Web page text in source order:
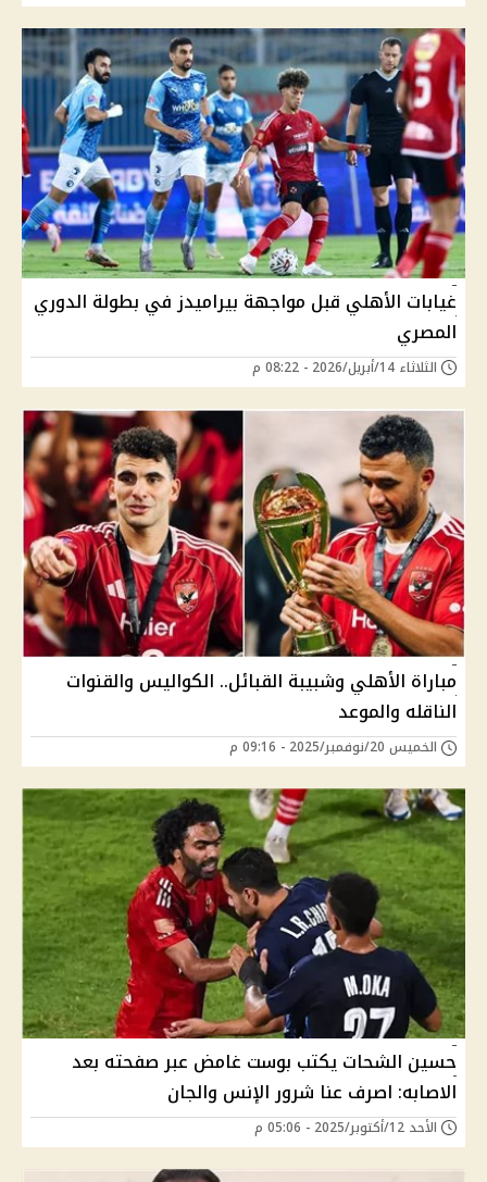
غيابات الأهلي قبل مواجهة بيراميدز في بطولة الدوري
المصري
الثلاثاء 14/أبريل/2026 - 08:22 م
مباراة الأهلي وشبيبة القبائل.. الكواليس والقنوات
الناقله والموعد
الخميس 20/نوفمبر/2025 - 09:16 م
حسين الشحات يكتب بوست غامض عبر صفحته بعد
الاصابه: اصرف عنا شرور الإنس والجان
الأحد 12/أكتوبر/2025 - 05:06 م